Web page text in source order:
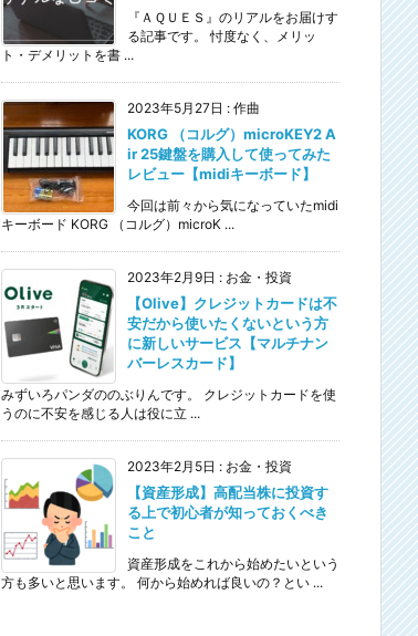
『ＡＱＵＥＳ』のリアルをお届けす
る記事です。 忖度なく、メリッ
ト・デメリットを書 ...
2023年5月27日 : 作曲
KORG （コルグ）microKEY2 A
ir 25鍵盤を購入して使ってみた
レビュー【midiキーボード】
今回は前々から気になっていたmidi
キーボード KORG （コルグ）microK ...
2023年2月9日 : お金・投資
【Olive】クレジットカードは不
安だから使いたくないという方
に新しいサービス【マルチナン
バーレスカード】
みずいろパンダののぶりんです。 クレジットカードを使
うのに不安を感じる人は役に立 ...
2023年2月5日 : お金・投資
【資産形成】高配当株に投資す
る上で初心者が知っておくべき
こと
資産形成をこれから始めたいという
方も多いと思います。 何から始めれば良いの？とい ...